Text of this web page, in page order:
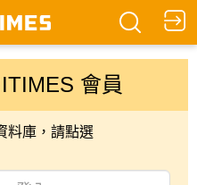
會員
料庫，請點選